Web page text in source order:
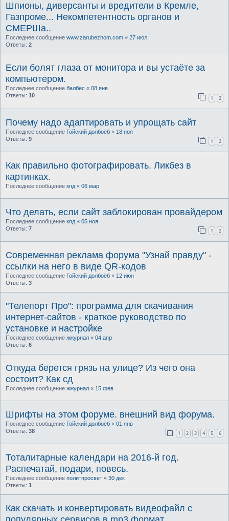
Шпионы, диверсанты и вредители в Кремле,
Газпроме... Некомпетентность органов и
СМЕРШа..
Последнее сообщение www.zarubezhom.com « 27 июл
Ответы: 2
Если болят глаза от монитора и вы устаёте за
компьютером.
Последнее сообщение балбес « 08 янв
Ответы: 10 1 2
Почему надо адаптировать и упрощать сайт
Последнее сообщение Гойский долбоёб « 18 ноя
Ответы: 9 1 2
Как правильно фотографировать. Ликбез в
картинках.
Последнее сообщение кпд « 06 мар
Что делать, если сайт заблокирован провайдером
Последнее сообщение кпд « 05 ноя
Ответы: 7 1 2
Современная реклама форума "Узнай правду" -
ссылки на него в виде QR-кодов
Последнее сообщение Гойский долбоёб « 12 июн
Ответы: 3
"Телепорт Про": программа для скачивания
интернет-сайтов - краткое руководство по
установке и настройке
Последнее сообщение жжурнал « 04 апр
Ответы: 6
Откуда берется грязь на улице? Из чего она
состоит? Как сд
Последнее сообщение жжурнал « 15 фев
Шрифты на этом форуме. внешний вид форума.
Последнее сообщение Гойский долбоёб « 01 янв
Ответы: 38 1 2 3 4 5 6
Тоталитарные календари на 2016-й год.
Распечатай, подари, повесь.
Последнее сообщение политпросвет « 30 дек
Ответы: 1
Как скачать и конвертировать видеофайл с